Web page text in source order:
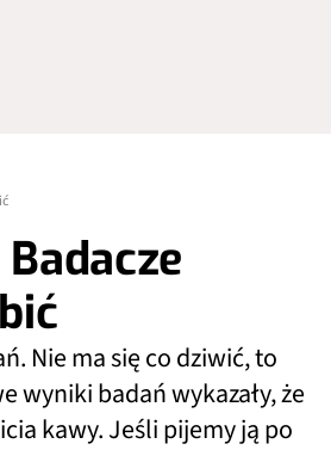
Nie ma się co dziwić, to
wyniki badań wykazały, że
kawy. Jeśli pijemy ją po